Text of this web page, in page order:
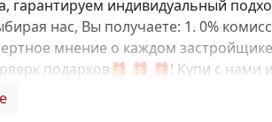
гарантируем индивидуальный
нас, Вы получаете: 1. 0%
мнение о каждом
подарков🎁 🎁 🎁! Купи с
жилой комплекс